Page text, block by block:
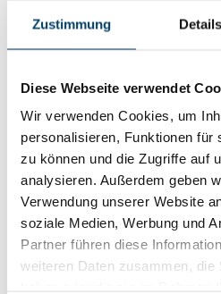
Zustimmung Details
Diese Webseite verwendet
Wir verwenden Cookies, um
personalisieren, Funktionen für
zu können und die Zugriffe auf
analysieren. Außerdem geben
Verwendung unserer Website
soziale Medien, Werbung und
Partner führen diese
weiteren Daten zusammen, die
verzinkt
1,65
Product ansehen
Auf Lager